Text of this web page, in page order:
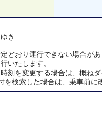
き
おり運行できない場合があ
いたします。
刻を変更する場合は、概ね
を検索した場合は、乗車前に